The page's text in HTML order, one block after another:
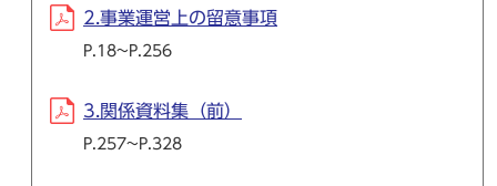
2.事業運営上の留意事項
P.18~P.256
3.関係資料集（前）
P.257~P.328